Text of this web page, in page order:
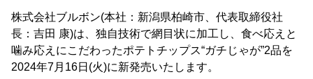
株式会社ブルボン(本社：新潟県柏崎市、代表取締役社
長：吉田 康)は、独自技術で網目状に加工し、食べ応えと
噛み応えにこだわったポテトチップス“ガチじゃが”2品を
2024年7月16日(火)に新発売いたします。